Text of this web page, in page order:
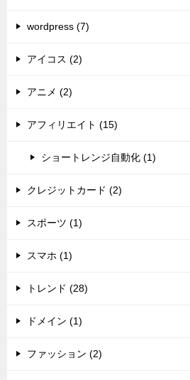
wordpress (7)
アイコス (2)
アニメ (2)
アフィリエイト (15)
ショートレンジ自動化 (1)
クレジットカード (2)
スポーツ (1)
スマホ (1)
トレンド (28)
ドメイン (1)
ファッション (2)